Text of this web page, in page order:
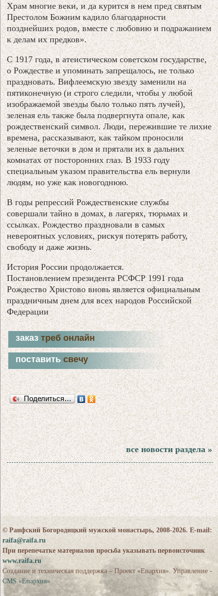
Храм многие веки, и да курится в нем пред святым
Престолом Божиим кадило благодарности
позднейших родов, вместе с любовию и подражанием
к делам их предков».
С 1917 года, в атеистическом советском государстве,
о Рождестве и упоминать запрещалось, не только
праздновать. Вифлеемскую звезду заменили на
пятиконечную (и строго следили, чтобы у любой
изображаемой звезды было только пять лучей),
зеленая ель также была подвергнута опале, как
рождественский символ. Люди, пережившие те лихие
времена, рассказывают, как тайком проносили
зеленые веточки в дом и прятали их в дальних
комнатах от посторонних глаз. В 1933 году
специальным указом правительства ель вернули
людям, но уже как новогоднюю.
В годы репрессий Рождественские службы
совершали тайно в домах, в лагерях, тюрьмах и
ссылках. Рождество праздновали в самых
невероятных условиях, рискуя потерять работу,
свободу и даже жизнь.
История России продолжается.
Постановлением президента РСФСР 1991 года
Рождество Христово вновь является официальным
праздничным днем для всех народов Российской
Федерации
заказтреб онлайн
поставитьсвечу
Поделиться…
все новости раздела »
© Раифский Богородицкий мужской монастырь, 2008-2026. E-mail:
raifa@raifa.ru
При перепечатке материалов просьба указывать первоисточник
www.raifa.ru
Создание и техническая поддержка – Проект «Епархия». Управление -
CMS «Епархия»